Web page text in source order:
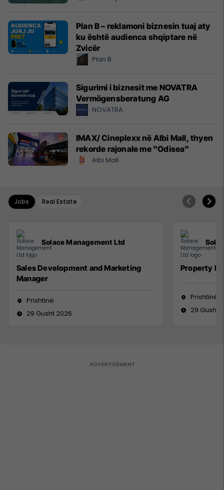
Plan B – reklamoni biznesin tuaj aty
ku është audienca shqiptare në
Zvicër
Plan B
Sigurimi i biznesit me NOVATRA
Vermögensberatung AG
NOVATRA
IMAX/ Cineplexx në Albi Mall, thyen
rekorde rajonale me "Odisea"
Albi Mall
Jobs Real Estate
Solace Management Ltd
Sales Development and Marketing
Manager
Prishtinë
29 Gusht 2026
Property
Prishtinë
29 Gusht